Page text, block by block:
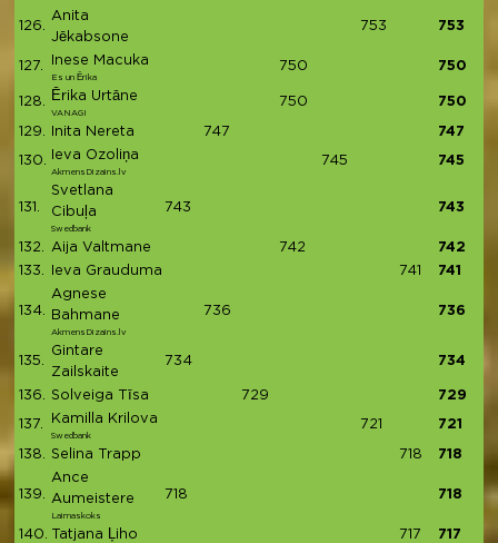
126.
Anita
Jēkabsone
753 753
127. Inese Macuka
Es un Ērika
750 750
128. Ērika Urtāne
VANAGI
750 750
129. Inita Nereta 747 747
130. Ieva Ozoliņa
AkmensDizains.lv
745 745
131.
Svetlana
Cibuļa
Swedbank
743 743
132. Aija Valtmane 742
742
133.
Ieva Grauduma 741 741
134.
Agnese
Bahmane
AkmensDizains.lv
736 736
135.
Gintare
Zailskaite
734 734
136. Solveiga Tīsa 729 729
137. Kamilla Krilova
Swedbank
721 721
138. Selina Trapp 718 718
139.
Ance
Aumeistere
Laimaskoks
718 718
140. Tatjana Ļiho 717 717